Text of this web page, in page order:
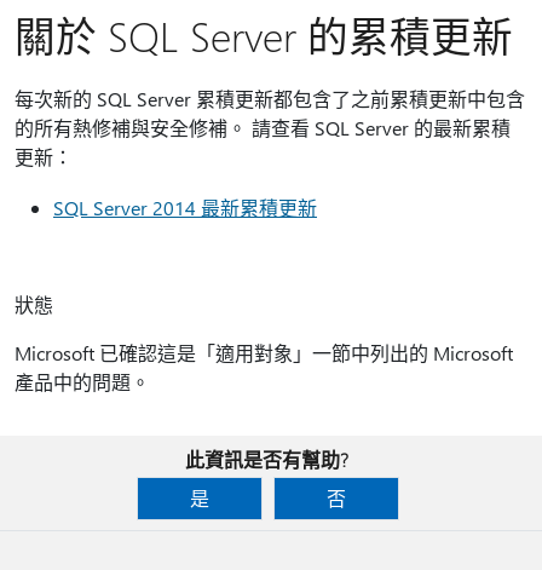
關於 SQL Server 的累積更新
每次新的 SQL Server 累積更新都包含了之前累積更新中包含
的所有熱修補與安全修補。 請查看 SQL Server 的最新累積
更新：
SQL Server 2014 最新累積更新
狀態
Microsoft 已確認這是「適用對象」一節中列出的 Microsoft
產品中的問題。
此資訊是否有幫助?
是
否